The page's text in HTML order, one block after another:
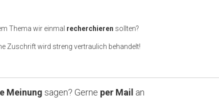
Thema wir einmal recherchieren sollten?
Zuschrift wird streng vertraulich behandelt!
Meinung sagen? Gerne per Mail an